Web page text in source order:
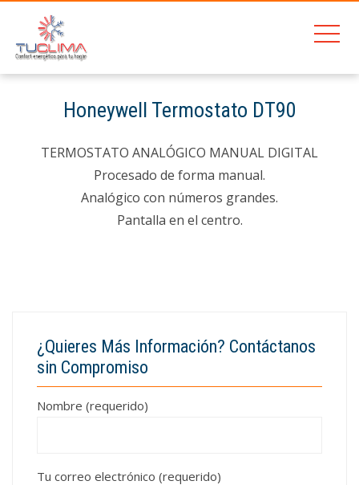
Honeywell Termostato DT90
TERMOSTATO ANALÓGICO MANUAL DIGITAL
Procesado de forma manual.
Analógico con números grandes.
Pantalla en el centro.
¿Quieres Más Información? Contáctanos
sin Compromiso
Nombre (requerido)
Tu correo electrónico (requerido)